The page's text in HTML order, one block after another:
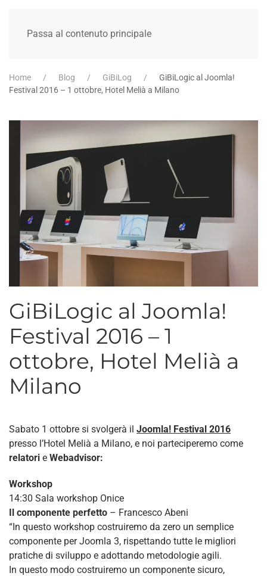
Passa al contenuto principale
Home Blog GiBiLog
GiBiLogic al Joomla!
Festival 2016 – 1 ottobre, Hotel Melià a Milano
GiBiLogic al Joomla!
Festival 2016 – 1
ottobre, Hotel Melià a
Milano
Sabato 1 ottobre si svolgerà il Joomla! Festival 2016
presso l’Hotel Melià a Milano, e noi parteciperemo come
relatori e Webadvisor:
Workshop
14:30 Sala workshop Onice
Il componente perfetto – Francesco Abeni
“In questo workshop costruiremo da zero un semplice
componente per Joomla 3, rispettando tutte le migliori
pratiche di sviluppo e adottando metodologie agili.
In questo modo costruiremo un componente sicuro,